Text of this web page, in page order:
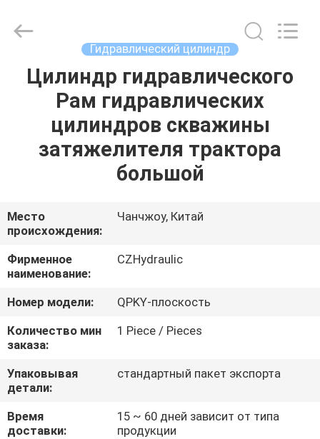
ДОМОЙ
ПРОДУКТЫ
ВИДЕОЗАПИСИ
О
НАС
ЭКСКУРСИЯ
ПО
ЗАВОДУ
КОНТРОЛЬ
КАЧЕСТВА
EQUIPMENT
CO.,LTD.
Гидравлический цилиндр
Цилиндр гидравлического
Рам гидравлических
цилиндров скважины
затяжелителя трактора
большой
Место
происхождения:
Чанчжоу, Китай
Фирменное
наименование:
CZHydraulic
Номер модели:
QPKY-плоскость
Количество мин
заказа:
1 Piece / Pieces
Упаковывая
детали:
стандартный пакет экспорта
Время
доставки:
15 ~ 60 дней зависит от типа
продукции